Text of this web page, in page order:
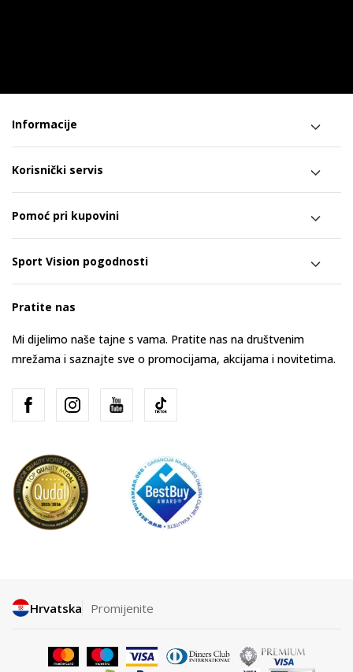
Informacije
Korisnički servis
Pomoć pri kupovini
Sport Vision pogodnosti
Pratite nas
Mi dijelimo naše tajne s vama. Pratite nas na društvenim
mrežama i saznajte sve o promocijama, akcijama i novitetima.
Hrvatska Promijenite